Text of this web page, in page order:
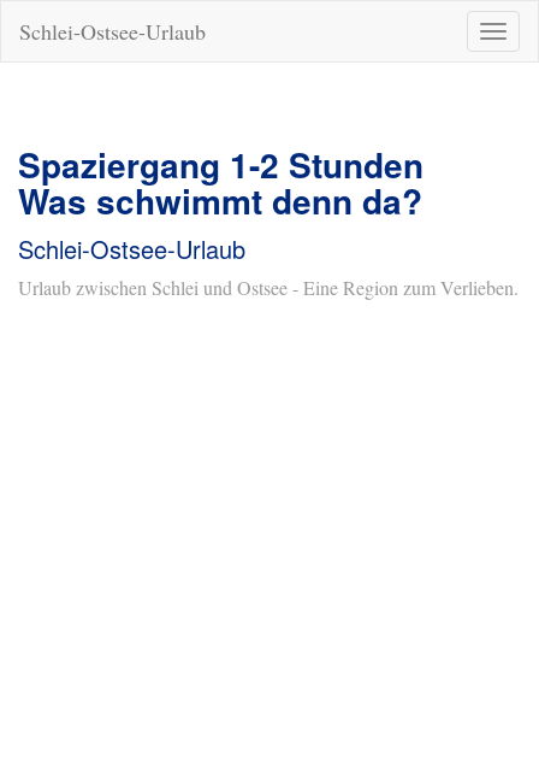
ein-/
Schlei-Ostsee-Urlaub
Spaziergang 1-2 Stunden
Was schwimmt denn da?
Schlei-Ostsee-Urlaub
Urlaub zwischen Schlei und Ostsee - Eine Region zum Verlieben.